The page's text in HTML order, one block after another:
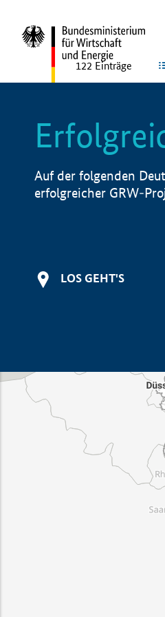
122 Einträge
Auf der folgenden
erfolgreicher GRW-
LOS GEHT'S